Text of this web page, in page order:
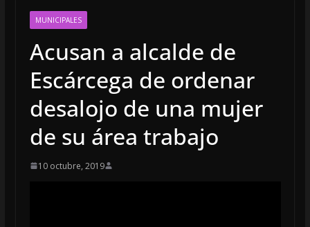
MUNICIPALES
Acusan a alcalde de
Escárcega de ordenar
desalojo de una mujer
de su área trabajo
10 octubre, 2019